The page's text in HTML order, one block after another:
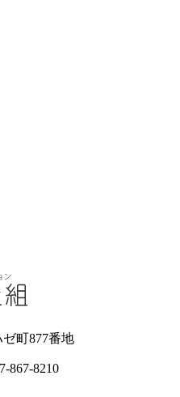
町877番地
867-8210